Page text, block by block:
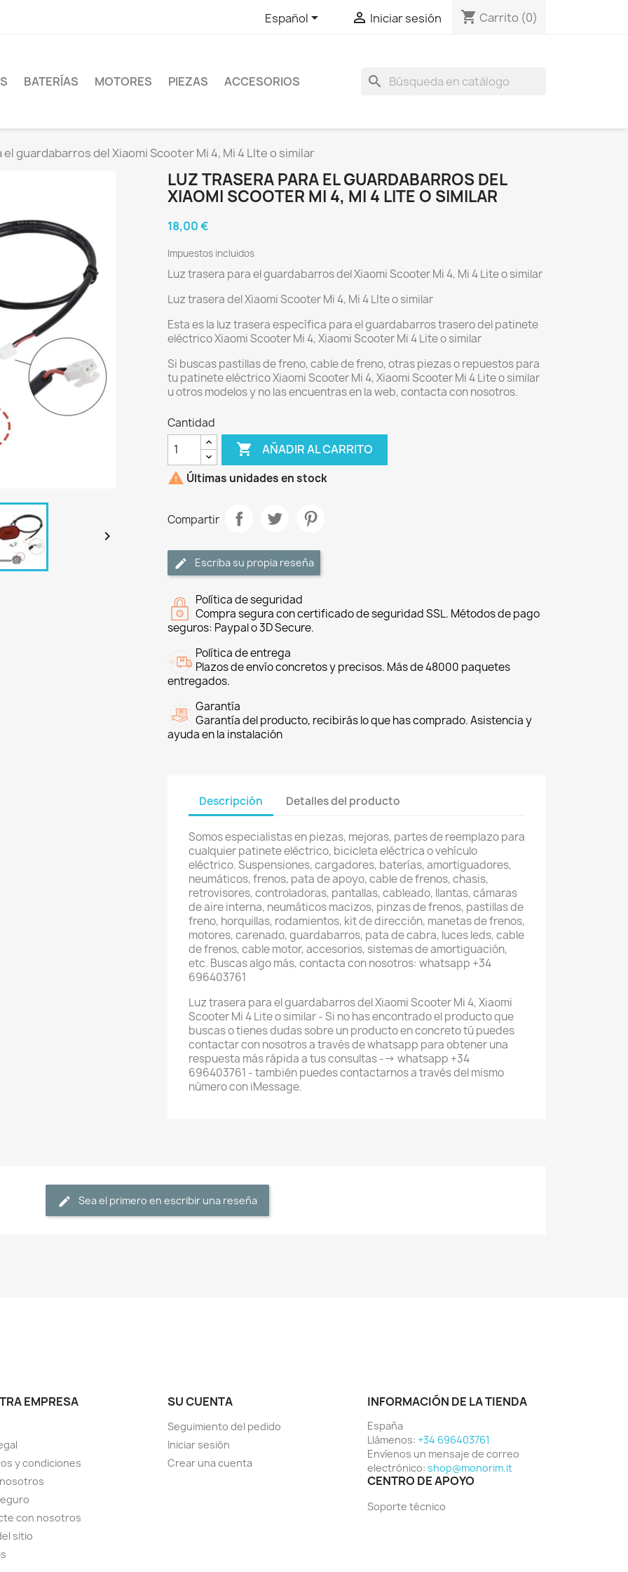
Español  Iniciar sesión shopping_cart Carrito (0)
BATERÍAS MOTORES PIEZAS ACCESORIOS search
guardabarros del Xiaomi Scooter Mi 4, Mi 4 LIte o similar

LUZ TRASERA PARA EL GUARDABARROS DEL
XIAOMI SCOOTER MI 4, MI 4 LITE O SIMILAR
18,00 €
Impuestos incluidos
Luz trasera para el guardabarros del Xiaomi Scooter Mi 4, Mi 4 Lite o similar
Luz trasera del Xiaomi Scooter Mi 4, Mi 4 LIte o similar
Esta es la luz trasera específica para el guardabarros trasero del patinete
eléctrico Xiaomi Scooter Mi 4, Xiaomi Scooter Mi 4 Lite o similar
Si buscas pastillas de freno, cable de freno, otras piezas o repuestos para
tu patinete eléctrico Xiaomi Scooter Mi 4, Xiaomi Scooter Mi 4 Lite o similar
u otros modelos y no las encuentras en la web, contacta con nosotros.
Cantidad
 AÑADIR AL CARRITO
 Últimas unidades en stock
Compartir
Escriba su propia reseña
Política de seguridad
Compra segura con certificado de seguridad SSL. Métodos de pago
seguros: Paypal o 3D Secure.
Política de entrega
Plazos de envío concretos y precisos. Más de 48000 paquetes
entregados.
Garantía
Garantía del producto, recibirás lo que has comprado. Asistencia y
ayuda en la instalación
Descripción Detalles del producto
Somos especialistas en piezas, mejoras, partes de reemplazo para
cualquier patinete eléctrico, bicicleta eléctrica o vehículo
eléctrico. Suspensiones, cargadores, baterías, amortiguadores,
neumáticos, frenos, pata de apoyo, cable de frenos, chasis,
retrovisores, controladoras, pantallas, cableado, llantas, cámaras
de aire interna, neumáticos macizos, pinzas de frenos, pastillas de
freno, horquillas, rodamientos, kit de dirección, manetas de frenos,
motores, carenado, guardabarros, pata de cabra, luces leds, cable
de frenos, cable motor, accesorios, sistemas de amortiguación,
etc. Buscas algo más, contacta con nosotros: whatsapp +34
696403761
Luz trasera para el guardabarros del Xiaomi Scooter Mi 4, Xiaomi
Scooter Mi 4 Lite o similar - Si no has encontrado el producto que
buscas o tienes dudas sobre un producto en concreto tú puedes
contactar con nosotros a través de whatsapp para obtener una
respuesta más rápida a tus consultas --> whatsapp +34
696403761 - también puedes contactarnos a través del mismo
número con iMessage.
Sea el primero en escribir una reseña
EMPRESA
y condiciones
con nosotros
sitio
SU CUENTA
Seguimiento del pedido
Iniciar sesión
Crear una cuenta
INFORMACIÓN DE LA TIENDA
España
Llámenos: +34 696403761
Envíenos un mensaje de correo
electrónico: shop@monorim.it
CENTRO DE APOYO
Soporte técnico